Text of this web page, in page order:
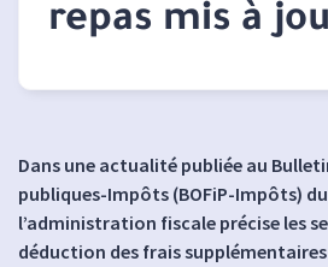
repas mis à
Dans une actualité publiée au
publiques-Impôts (BOFiP-Impôts)
l’administration fiscale précise les
déduction des frais